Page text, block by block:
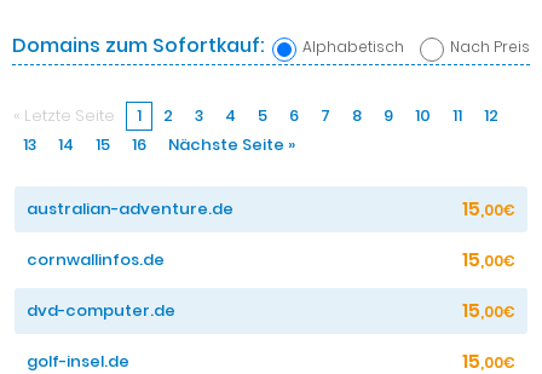
Alphabetisch Nach Preis
Domains zum Sofortkauf:
« Letzte Seite 1 2 3 4 5 6 7 8 9 10 11
12
13
14 15 16 Nächste Seite »
australian-adventure.de 15,00€
cornwallinfos.de 15,00€
dvd-computer.de 15,00€
golf-insel.de 15,00€